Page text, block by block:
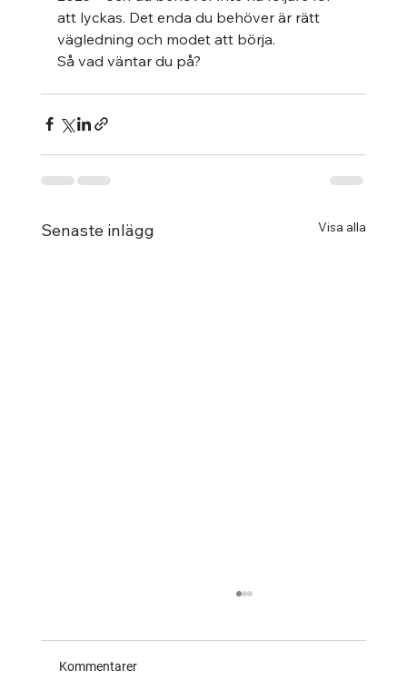
att lyckas. Det enda du behöver är rätt
vägledning och modet att börja.
Så vad väntar du på?
Senaste inlägg Visa alla
Kommentarer